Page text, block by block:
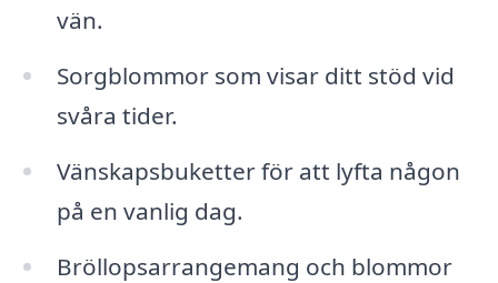
vän.
Sorgblommor som visar ditt stöd vid
svåra tider.
Vänskapsbuketter för att lyfta någon
på en vanlig dag.
Bröllopsarrangemang och blommor